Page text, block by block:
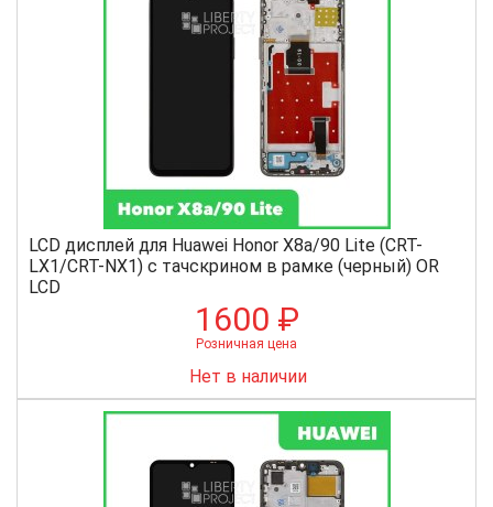
LCD дисплей для Huawei Honor X8a/90 Lite (CRT-
LX1/CRT-NX1) с тачскрином в рамке (черный) OR
LCD
1600 ₽
Розничная цена
Нет в наличии